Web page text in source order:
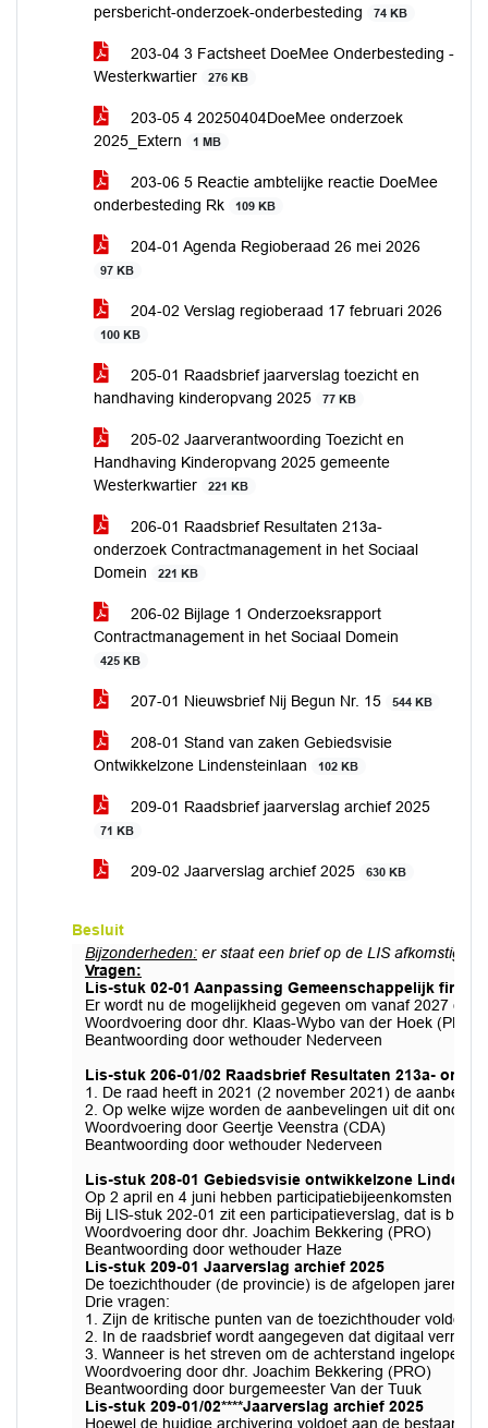
persbericht-onderzoek-onderbesteding
74 KB
203-04 3 Factsheet DoeMee Onderbesteding -
Westerkwartier
276 KB
203-05 4 20250404DoeMee onderzoek
2025_Extern
1 MB
203-06 5 Reactie ambtelijke reactie DoeMee
onderbesteding Rk
109 KB
204-01 Agenda Regioberaad 26 mei 2026
97 KB
204-02 Verslag regioberaad 17 februari 2026
100 KB
205-01 Raadsbrief jaarverslag toezicht en
handhaving kinderopvang 2025
77 KB
205-02 Jaarverantwoording Toezicht en
Handhaving Kinderopvang 2025 gemeente
Westerkwartier
221 KB
206-01 Raadsbrief Resultaten 213a-
onderzoek Contractmanagement in het Sociaal
Domein
221 KB
206-02 Bijlage 1 Onderzoeksrapport
Contractmanagement in het Sociaal Domein
425 KB
207-01 Nieuwsbrief Nij Begun Nr. 15 544 KB
208-01 Stand van zaken Gebiedsvisie
Ontwikkelzone Lindensteinlaan
102 KB
209-01 Raadsbrief jaarverslag archief 2025
71 KB
209-02 Jaarverslag archief 2025 630 KB
Besluit
Bijzonderheden: er staat een brief op de LIS afkomstig
Vragen:
Lis-stuk 02-01 Aanpassing Gemeenschappelijk
Er wordt nu de mogelijkheid gegeven om vanaf 2027
Woordvoering door dhr. Klaas-Wybo van der Hoek (PRO)
Beantwoording door wethouder Nederveen
Lis-stuk 206-01/02 Raadsbrief Resultaten 213a-
1. De raad heeft in 2021 (2 november 2021) de
2. Op welke wijze worden de aanbevelingen uit dit
Woordvoering door Geertje Veenstra (CDA)
Beantwoording door wethouder Nederveen
Lis-stuk 208-01 Gebiedsvisie ontwikkelzone
Op 2 april en 4 juni hebben participatiebijeenkomsten
Bij LIS-stuk 202-01 zit een participatieverslag, dat is bij
Woordvoering door dhr. Joachim Bekkering (PRO)
Beantwoording door wethouder Haze
Lis-stuk 209-01 Jaarverslag archief 2025
De toezichthouder (de provincie) is de afgelopen jaren
Drie vragen:
1. Zijn de kritische punten van de toezichthouder
2. In de raadsbrief wordt aangegeven dat digitaal
3. Wanneer is het streven om de achterstand ingelopen
Woordvoering door dhr. Joachim Bekkering (PRO)
Beantwoording door burgemeester Van der Tuuk
Lis-stuk 209-01/02****Jaarverslag archief 2025
Hoewel de huidige archivering voldoet aan de